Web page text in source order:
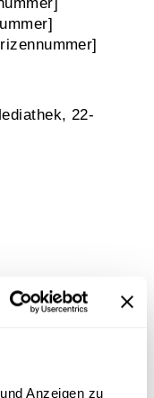
Anzeigen zu
22-